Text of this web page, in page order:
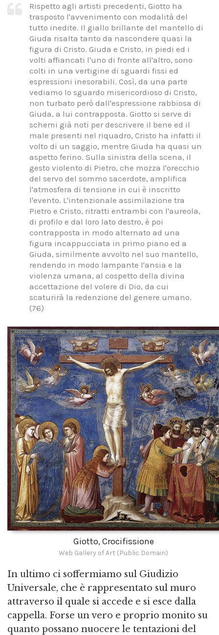
Rispetto agli artisti precedenti, Giotto ha
trasposto l'avvenimento con modalità del
tutto inedite. Il giallo brillante del mantello di
Giuda risalta tanto da nascondere quasi la
figura di Cristo. Giuda e Cristo, in piedi ed i
volti affiancati l'uno di fronte all'altro, sono
colti in una vertigine di sguardi fissi ed
espressioni inesorabili. Così, da una parte
vediamo lo sguardo misericordioso di Cristo,
non turbato però dall'espressione rabbiosa di
Giuda, a lui contrapposta. Giotto si serve di
schemi già noti per descrivere il bene ed il
male presenti nel riquadro, Cristo ha infatti il
volto di un saggio, mentre Giuda ha quasi un
aspetto ferino. Sulla sinistra della scena, il
gesto violento di Pietro, che mozza l'orecchio
del servo del sommo sacerdote, amplifica
l'atmosfera di tensione in cui è inscritto
l'evento. L'intenzionale assimilazione tra
Pietro e Cristo, ritratti entrambi con l'aureola,
di profilo e dal loro lato destro, è poi
contrapposta in modo alternato ad una
figura incappucciata in primo piano ed a
Giuda, similmente avvolto nel suo mantello,
rendendo in modo lampante l'ansia e la
violenza umana, al cospetto della divina
accettazione del volere di Dio, da cui
scaturirà la redenzione del genere umano.
(76)
Giotto, Crocifissione
Web Gallery of Art (Public Domain)
In ultimo ci soffermiamo sul Giudizio
Universale, che è rappresentato sul muro
attraverso il quale si accede e si esce dalla
cappella. Forse un vero e proprio monito su
quanto possano nuocere le tentazioni del